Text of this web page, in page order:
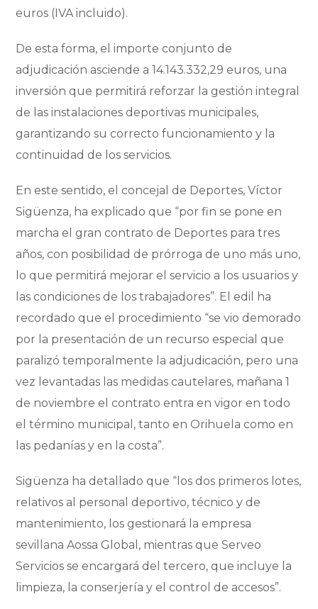
euros (IVA incluido).
De esta forma, el importe conjunto de
adjudicación asciende a 14.143.332,29 euros, una
inversión que permitirá reforzar la gestión integral
de las instalaciones deportivas municipales,
garantizando su correcto funcionamiento y la
continuidad de los servicios.
En este sentido, el concejal de Deportes, Víctor
Sigüenza, ha explicado que “por fin se pone en
marcha el gran contrato de Deportes para tres
años, con posibilidad de prórroga de uno más uno,
lo que permitirá mejorar el servicio a los usuarios y
las condiciones de los trabajadores”. El edil ha
recordado que el procedimiento “se vio demorado
por la presentación de un recurso especial que
paralizó temporalmente la adjudicación, pero una
vez levantadas las medidas cautelares, mañana 1
de noviembre el contrato entra en vigor en todo
el término municipal, tanto en Orihuela como en
las pedanías y en la costa”.
Sigüenza ha detallado que “los dos primeros lotes,
relativos al personal deportivo, técnico y de
mantenimiento, los gestionará la empresa
sevillana Aossa Global, mientras que Serveo
Servicios se encargará del tercero, que incluye la
limpieza, la conserjería y el control de accesos”.